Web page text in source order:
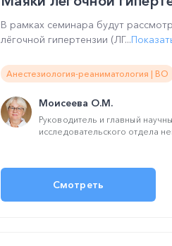
В рамках семинара будут
лёгочной гипертензии (ЛГ...
Анестезиология-реаниматология | ВО
Моисеева О.М.
Руководитель и главный
исследовательского отдела
Смотреть